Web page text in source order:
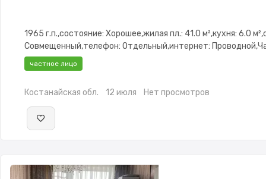
1965 г.п.,состояние: Хорошее,жилая пл.: 41.0 м²,кухня: 6.0
Совмещенный,телефон: Отдельный,интернет:
меблирована,Частично меблирована,паркинг:
окнах,Домофон,Кодовый
сантехника,Кладовка,Счётчики,Кондиционер,Удобно под
частное лицо
Костанайская обл. 12 июля Нет просмотров